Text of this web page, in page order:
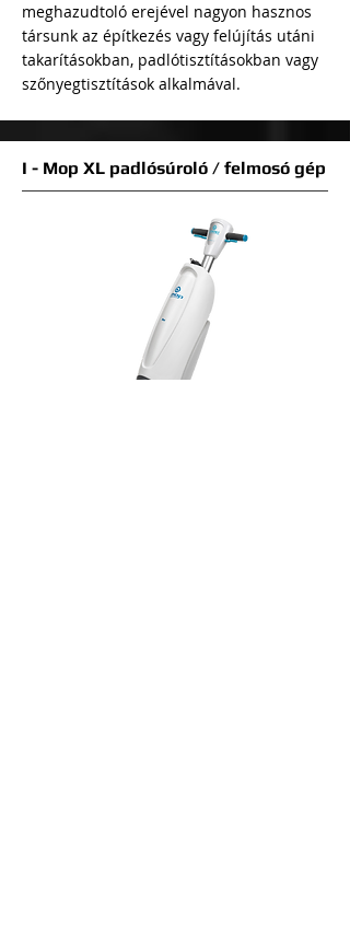
meghazudtoló erejével nagyon hasznos
társunk az építkezés vagy felújítás utáni
takarításokban, padlótisztításokban vagy
szőnyegtisztítások alkalmával.
I - Mop XL padlósúroló / felmosó gép